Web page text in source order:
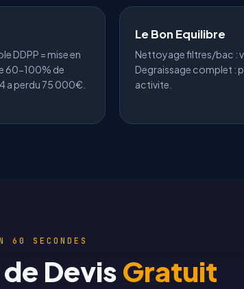
DDPP = mise en
60-100% de
a perdu 75 000€.
Le Bon Equilibre
Nettoyage filtres/bac :
Degraissage complet :
activite.
60 SECONDES
DevisGratuit